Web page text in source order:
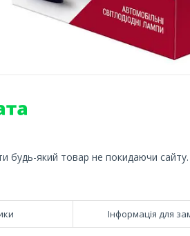
будь-який товар не покидаючи сайту.
Інформація для